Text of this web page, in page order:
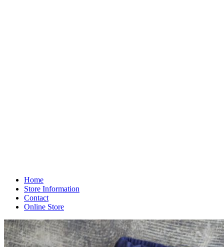
Home
Store Information
Contact
Online Store